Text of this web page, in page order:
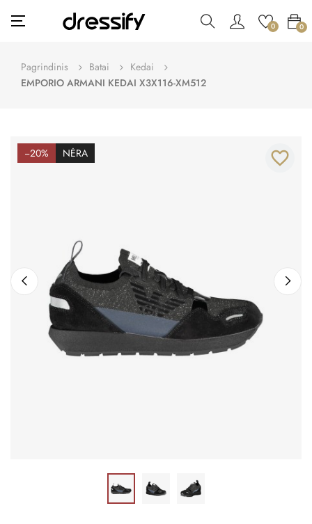
Toggle
navigation
☰ 0 0
Pagrindinis Batai
Kedai
EMPORIO ARMANI KEDAI X3X116-XM512
−20% NĖRA favorite_border